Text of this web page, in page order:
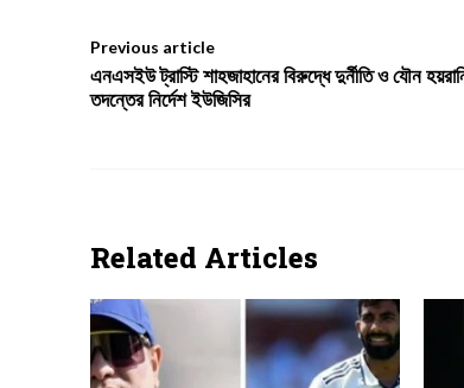
Previous article
এনএসইউ ট্রাস্টি শাহজাহানের বিরুদ্ধে দুর্নীতি ও যৌন
তদন্তের নির্দেশ ইউজিসির
Related Articles